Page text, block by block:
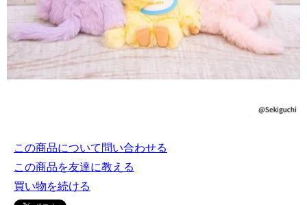
この商品について問い合わせる
この商品を友達に教える
買い物を続ける